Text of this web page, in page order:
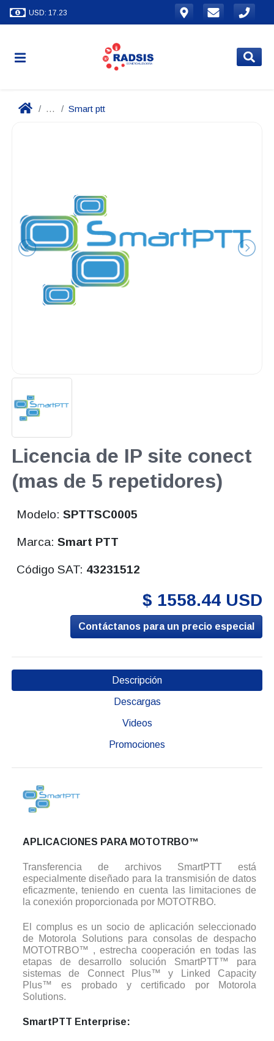
USD: 17.23
... Smart ptt
Licencia de IP site conect
(mas de 5 repetidores)
Modelo:SPTTSC0005
Marca:Smart PTT
Código SAT: 43231512
$ 1558.44 USD
Contáctanos para un precio especial
Descripción
Descargas
Videos
Promociones
APLICACIONES PARA MOTOTRBO™
Transferencia de archivos SmartPTT está
especialmente diseñado para la transmisión de datos
eficazmente, teniendo en cuenta las limitaciones de
la conexión proporcionada por MOTOTRBO.
El complus es un socio de aplicación seleccionado
de Motorola Solutions para consolas de despacho
MOTOTRBO™ , estrecha cooperación en todas las
etapas de desarrollo solución SmartPTT™ para
sistemas de Connect Plus™ y Linked Capacity
Plus™ es probado y certificado por Motorola
Solutions.
SmartPTT Enterprise: